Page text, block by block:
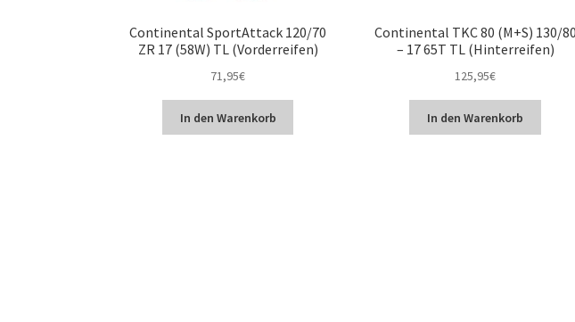
Continental SportAttack 120/70
ZR 17 (58W) TL (Vorderreifen)
71,95€
In den Warenkorb
Continental TKC 80 (M+S) 130/80
– 17 65T TL (Hinterreifen)
125,95€
In den Warenkorb